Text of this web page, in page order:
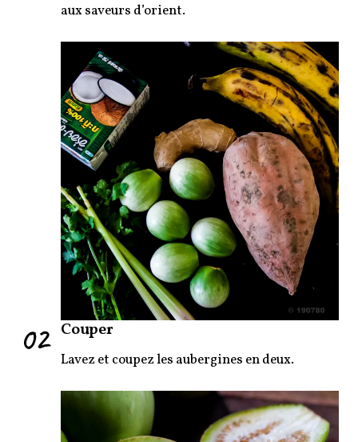
aux saveurs d’orient.
02 Couper
Lavez et coupez les aubergines en deux.